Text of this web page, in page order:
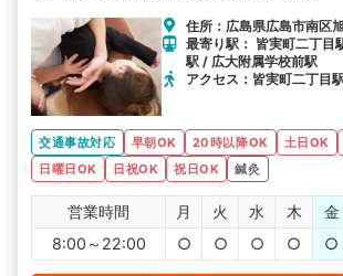
住所：広島県広島市南区
最寄り駅： 皆実町二丁目
駅 / 広大附属学校前駅
アクセス：皆実町二丁目
交通事故対応 早朝OK 20時以降OK 土日OK
日曜日OK
日祝OK 祝日OK 鍼灸
営業時間 月 火 水 木 金
8:00～22:00
○ ○ ○ ○ ○